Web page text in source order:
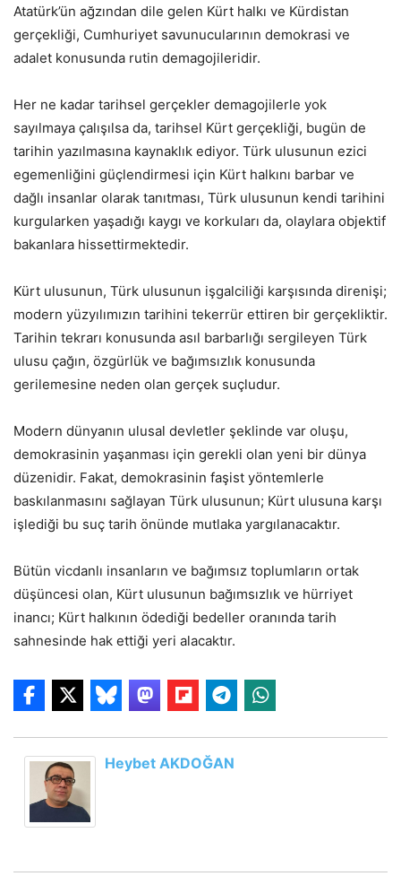
Atatürk’ün ağzından dile gelen Kürt halkı ve Kürdistan
gerçekliği, Cumhuriyet savunucularının demokrasi ve
adalet konusunda rutin demagojileridir.
Her ne kadar tarihsel gerçekler demagojilerle yok
sayılmaya çalışılsa da, tarihsel Kürt gerçekliği, bugün de
tarihin yazılmasına kaynaklık ediyor. Türk ulusunun ezici
egemenliğini güçlendirmesi için Kürt halkını barbar ve
dağlı insanlar olarak tanıtması, Türk ulusunun kendi tarihini
kurgularken yaşadığı kaygı ve korkuları da, olaylara objektif
bakanlara hissettirmektedir.
Kürt ulusunun, Türk ulusunun işgalciliği karşısında direnişi;
modern yüzyılımızın tarihini tekerrür ettiren bir gerçekliktir.
Tarihin tekrarı konusunda asıl barbarlığı sergileyen Türk
ulusu çağın, özgürlük ve bağımsızlık konusunda
gerilemesine neden olan gerçek suçludur.
Modern dünyanın ulusal devletler şeklinde var oluşu,
demokrasinin yaşanması için gerekli olan yeni bir dünya
düzenidir. Fakat, demokrasinin faşist yöntemlerle
baskılanmasını sağlayan Türk ulusunun; Kürt ulusuna karşı
işlediği bu suç tarih önünde mutlaka yargılanacaktır.
Bütün vicdanlı insanların ve bağımsız toplumların ortak
düşüncesi olan, Kürt ulusunun bağımsızlık ve hürriyet
inancı; Kürt halkının ödediği bedeller oranında tarih
sahnesinde hak ettiği yeri alacaktır.
Heybet AKDOĞAN